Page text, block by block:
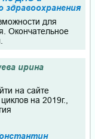
здравоохранения
для
Окончательное
ирина
на сайте
на 2019г.,